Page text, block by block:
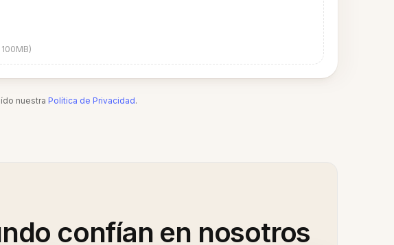
nuestra Política de Privacidad.
confían en nosotros